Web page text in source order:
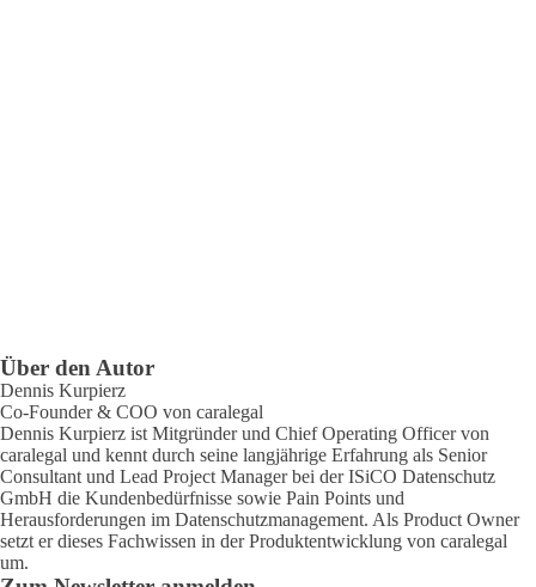
Über den Autor
Dennis Kurpierz
Co-Founder & COO von caralegal
Dennis Kurpierz ist Mitgründer und Chief Operating Officer von
caralegal und kennt durch seine langjährige Erfahrung als Senior
Consultant und Lead Project Manager bei der ISiCO Datenschutz
GmbH die Kundenbedürfnisse sowie Pain Points und
Herausforderungen im Datenschutzmanagement. Als Product Owner
setzt er dieses Fachwissen in der Produktentwicklung von caralegal
um.